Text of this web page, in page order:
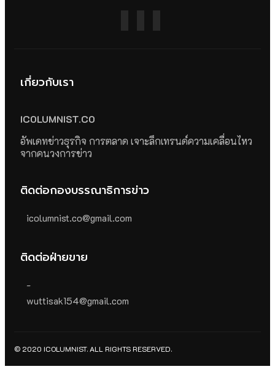
เกี่ยวกับเรา
ICOLUMNIST.CO
อัพเดทข่าวธุรกิจ การตลาด เจาะลึกเทรนด์ความเคลื่อนไหว
จากคนวงการข่าว
ติดต่อกองบรรณาธิการข่าว
icolumnist.co@gmail.com
ติดต่อฝ่ายขาย
-
wuttisak154@gmail.com
© 2020 ICOLUMNIST. ALL RIGHTS RESERVED.